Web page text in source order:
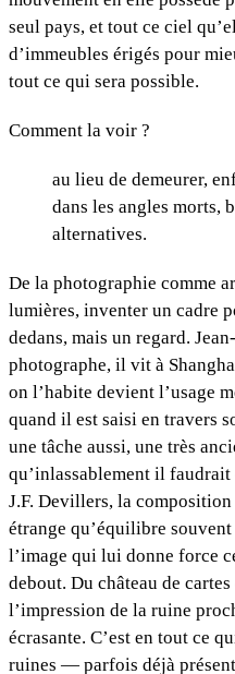
seul pays, et tout ce ciel
d’immeubles érigés pour
tout ce qui sera possible.
Comment la voir ?
au lieu de demeurer,
dans les angles morts,
alternatives.
De la photographie comme
lumières, inventer un cadre
dedans, mais un regard.
photographe, il vit à
on l’habite devient l’usage
quand il est saisi en travers
une tâche aussi, une très
qu’inlassablement il
J.F. Devillers, la
étrange qu’équilibre
l’image qui lui donne force
debout. Du château de
l’impression de la ruine
écrasante. C’est en tout ce
ruines — parfois déjà